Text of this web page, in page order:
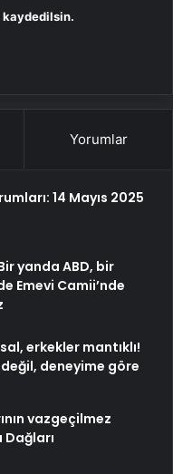
kaydedilsin.
Yorumlar
14 Mayıs 2025
yanda ABD, bir
Emevi Camii’nde
erkekler mantıklı!
deneyime göre
vazgeçilmez
Dağları